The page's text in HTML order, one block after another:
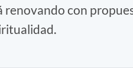
renovando con